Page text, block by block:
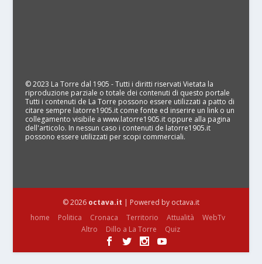
© 2023 La Torre dal 1905 - Tutti i diritti riservati Vietata la
riproduzione parziale o totale dei contenuti di questo portale
Tutti i contenuti de La Torre possono essere utilizzati a patto di
citare sempre latorre1905.it come fonte ed inserire un link o un
collegamento visibile a www.latorre1905.it oppure alla pagina
dell'articolo. In nessun caso i contenuti de latorre1905.it
possono essere utilizzati per scopi commerciali.
© 2026 octava.it | Powered by octava.it
home
Politica Cronaca Territorio Attualità
WebTv
Altro
Dillo a La Torre Quiz